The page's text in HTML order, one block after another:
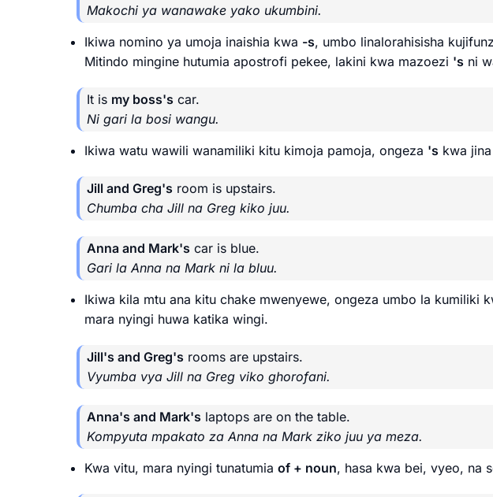
Makochi ya wanawake yako ukumbini.
Ikiwa nomino ya umoja inaishia kwa -s, umbo linalorahisisha
Mitindo mingine hutumia apostrofi pekee, lakini kwa mazoezi 's ni
It is my boss's car.
Ni gari la bosi wangu.
Ikiwa watu wawili wanamiliki kitu kimoja pamoja, ongeza 's kwa
Jill and Greg's room is upstairs.
Chumba cha Jill na Greg kiko juu.
Anna and Mark's car is blue.
Gari la Anna na Mark ni la bluu.
Ikiwa kila mtu ana kitu chake mwenyewe, ongeza umbo la kumiliki
mara nyingi huwa katika wingi.
Jill's and Greg's rooms are upstairs.
Vyumba vya Jill na Greg viko ghorofani.
Anna's and Mark's laptops are on the table.
Kompyuta mpakato za Anna na Mark ziko juu ya meza.
Kwa vitu, mara nyingi tunatumia of + noun, hasa kwa bei, vyeo, na